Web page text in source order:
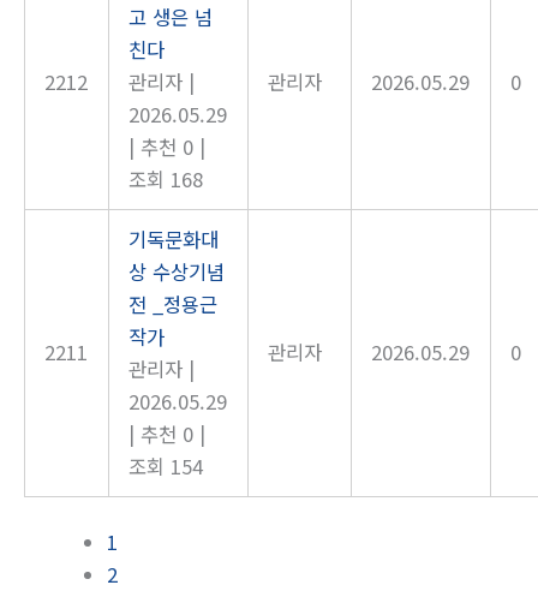
2212
고 생은 넘
친다
관리자 |
2026.05.29
| 추천 0 |
조회 168
관리자 2026.05.29 0
2211
기독문화대
상 수상기념
전 _정용근
작가
관리자 |
2026.05.29
| 추천 0 |
조회 154
관리자 2026.05.29 0
1
2